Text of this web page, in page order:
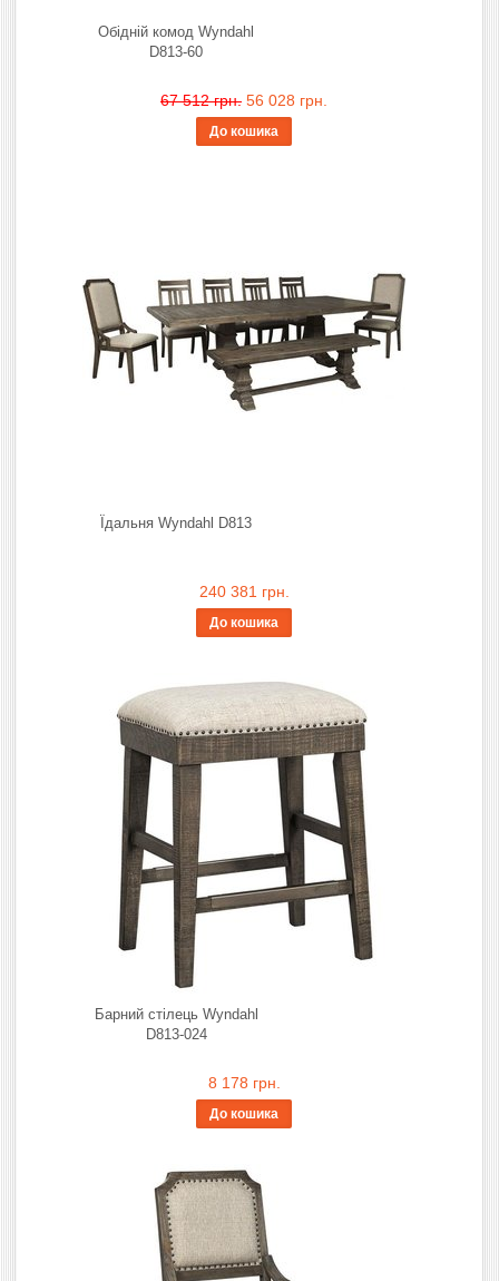
Обідній комод Wyndahl
D813-60
67 512 грн. 56 028 грн.
До кошика
Їдальня Wyndahl D813
240 381 грн.
До кошика
Барний стілець Wyndahl
D813-024
8 178 грн.
До кошика